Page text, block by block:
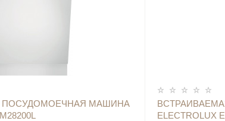
ПОСУДОМОЕЧНАЯ МАШИНА
ELECTROLUX